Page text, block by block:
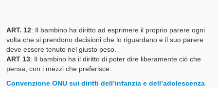
ART. 12: Il bambino ha diritto ad esprimere il proprio parere ogni
volta che si prendono decisioni che lo riguardano e il suo parere
deve essere tenuto nel giusto peso.
ART 13: Il bambino ha il diritto di poter dire liberamente ciò che
pensa, con i mezzi che preferisce.
Convenzione ONU sui diritti dell’infanzia e dell’adolescenza